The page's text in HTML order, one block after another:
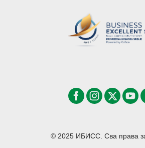
© 2025 ИБИСС. Сва права